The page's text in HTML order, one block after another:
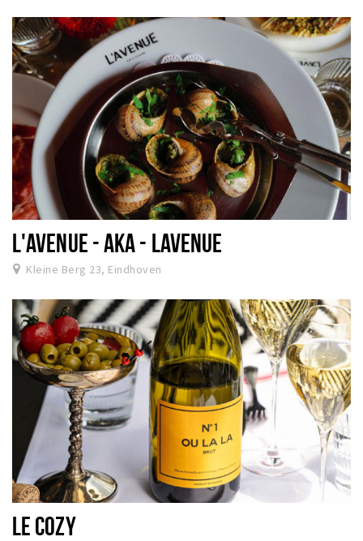
L'AVENUE - AKA - LAVENUE
Kleine Berg 23, Eindhoven
LE COZY